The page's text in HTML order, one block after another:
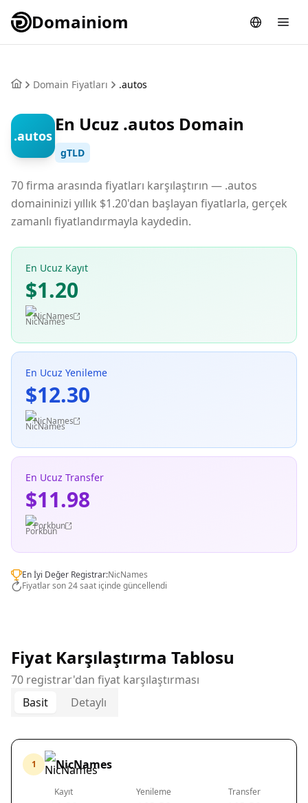
Domainiom
Domain Fiyatları .autos
.autos
En Ucuz .autos Domain
gTLD
70 firma arasında fiyatları karşılaştırın — .autos
domaininizi yıllık $1.20'dan başlayan fiyatlarla, gerçek
zamanlı fiyatlandırmayla kaydedin.
En Ucuz Kayıt
$1.20
NicNames
En Ucuz Yenileme
$12.30
NicNames
En Ucuz Transfer
$11.98
Porkbun
En İyi Değer Registrar:NicNames
Fiyatlar son 24 saat içinde güncellendi
Fiyat Karşılaştırma Tablosu
70 registrar'dan fiyat karşılaştırması
Basit
Detaylı
1 NicNames
Kayıt Yenileme Transfer